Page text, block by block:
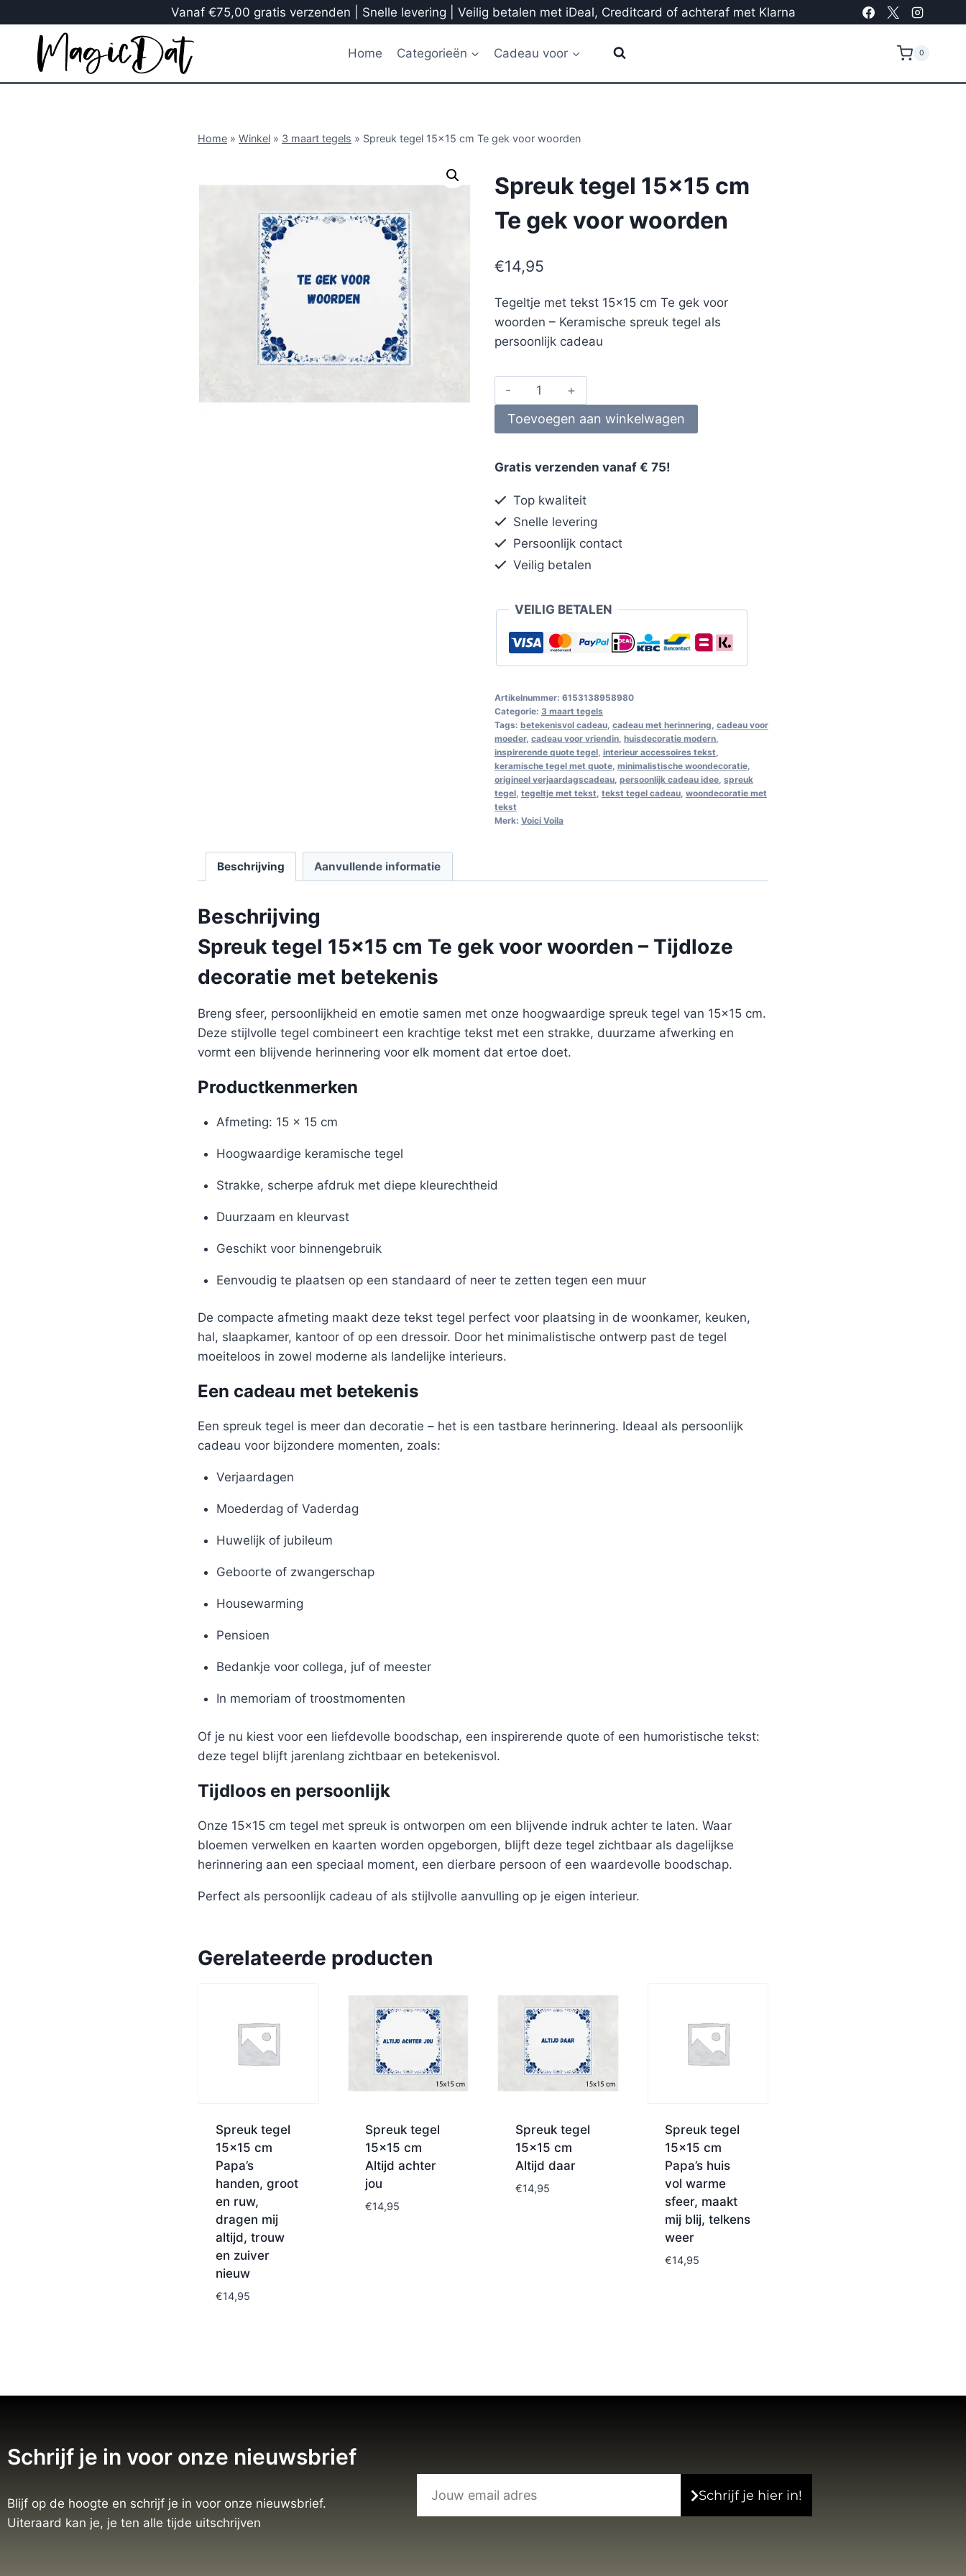
Vanaf €75,00 gratis verzenden | Snelle levering | Veilig betalen met iDeal, Creditcard of achteraf met Klarna
Home Categorieën Cadeau voor 0
Home » Winkel » 3 maart tegels » Spreuk tegel 15×15 cm Te gek voor woorden
Spreuk tegel 15×15 cm
Te gek voor woorden
€14,95
Tegeltje met tekst 15×15 cm Te gek voor
woorden – Keramische spreuk tegel als
persoonlijk cadeau
Toevoegen aan winkelwagen
Gratis verzenden vanaf € 75!
Top kwaliteit
Snelle levering
Persoonlijk contact
Veilig betalen
VEILIG BETALEN
Artikelnummer: 6153138958980
Categorie: 3 maart tegels
Tags: betekenisvol cadeau, cadeau met herinnering cadeau voor
moeder, cadeau voor vriendin, huisdecoratie modern,
inspirerende quote tegel, interieur accessoires tekst
keramische tegel met quote, minimalistische woondecoratie,
origineel verjaardagscadeau, persoonlijk cadeau idee, spreuk
tegel, tegeltje met tekst tekst tegel cadeau, woondecoratie met
tekst
Merk: Voici Voila
Beschrijving Aanvullende informatie
Beschrijving
Spreuk tegel 15×15 cm Te gek voor woorden – Tijdloze
decoratie met betekenis
Breng sfeer, persoonlijkheid en emotie samen met onze hoogwaardige spreuk tegel van 15×15 cm.
Deze stijlvolle tegel combineert een krachtige tekst met een strakke, duurzame afwerking en
vormt een blijvende herinnering voor elk moment dat ertoe doet.
Productkenmerken
Afmeting: 15 x 15 cm
Hoogwaardige keramische tegel
Strakke, scherpe afdruk met diepe kleurechtheid
Duurzaam en kleurvast
Geschikt voor binnengebruik
Eenvoudig te plaatsen op een standaard of neer te zetten tegen een muur
De compacte afmeting maakt deze tekst tegel perfect voor plaatsing in de woonkamer, keuken,
hal, slaapkamer, kantoor of op een dressoir. Door het minimalistische ontwerp past de tegel
moeiteloos in zowel moderne als landelijke interieurs.
Een cadeau met betekenis
Een spreuk tegel is meer dan decoratie – het is een tastbare herinnering. Ideaal als persoonlijk
cadeau voor bijzondere momenten, zoals:
Verjaardagen
Moederdag of Vaderdag
Huwelijk of jubileum
Geboorte of zwangerschap
Housewarming
Pensioen
Bedankje voor collega, juf of meester
In memoriam of troostmomenten
Of je nu kiest voor een liefdevolle boodschap, een inspirerende quote of een humoristische tekst:
deze tegel blijft jarenlang zichtbaar en betekenisvol.
Tijdloos en persoonlijk
Onze 15×15 cm tegel met spreuk is ontworpen om een blijvende indruk achter te laten. Waar
bloemen verwelken en kaarten worden opgeborgen, blijft deze tegel zichtbaar als dagelijkse
herinnering aan een speciaal moment, een dierbare persoon of een waardevolle boodschap.
Perfect als persoonlijk cadeau of als stijlvolle aanvulling op je eigen interieur.
Gerelateerde producten
Spreuk tegel
15×15 cm
Papa’s
handen, groot
en ruw,
dragen mij
altijd, trouw
en zuiver
nieuw
€14,95
Spreuk tegel
15×15 cm
Altijd achter
jou
€14,95
Spreuk tegel
15×15 cm
Altijd daar
€14,95
Spreuk tegel
15×15 cm
Papa’s huis
vol warme
sfeer, maakt
mij blij, telkens
weer
€14,95
Schrijf je in voor onze nieuwsbrief
Blijf op de hoogte en schrijf je in voor onze nieuwsbrief.
Uiteraard kan je, je ten alle tijde uitschrijven
Schrijf je hier in!